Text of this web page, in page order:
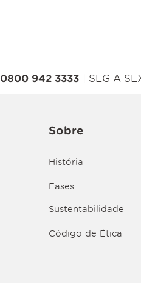
0800 942 3333 | SEG A
Sobre
História
Fases
Sustentabilidade
Código de Ética